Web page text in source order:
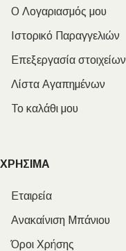
Ο Λογαριασμός μου
Ιστορικό Παραγγελιών
Επεξεργασία στοιχείων
Λίστα Αγαπημένων
Το καλάθι μου
ΧΡΗΣΙΜΑ
Εταιρεία
Ανακαίνιση Μπάνιου
Όροι Χρήσης